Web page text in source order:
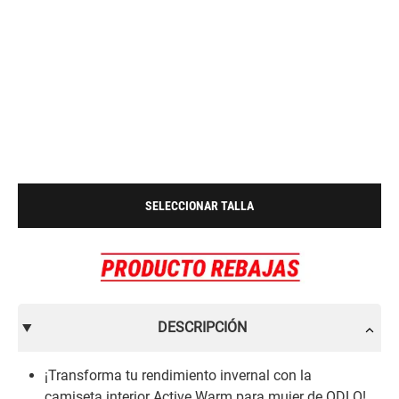
SELECCIONAR TALLA
DESCRIPCIÓN
¡Transforma tu rendimiento invernal con la